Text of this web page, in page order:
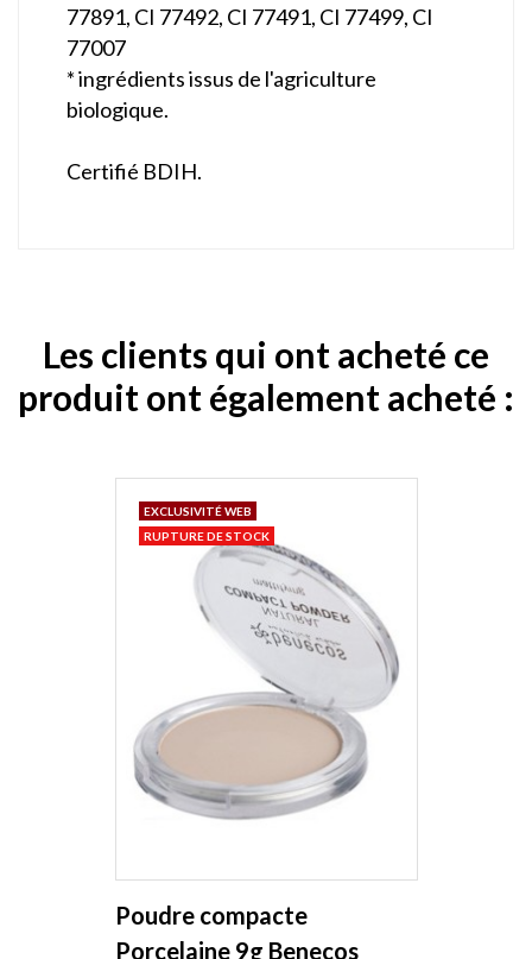
77891, CI 77492, CI 77491, CI 77499, CI
77007
* ingrédients issus de l'agriculture
biologique.
Certifié BDIH.
Les clients qui ont acheté ce
produit ont également acheté :
Poudre compacte
Porcelaine 9g Benecos
EXCLUSIVITÉ WEB
RUPTURE DE STOCK